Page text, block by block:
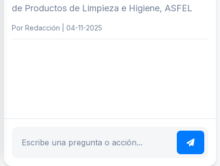
de Productos de Limpieza e Higiene, ASFEL
Por Redacción | 04-11-2025
Escribe tu pregunta